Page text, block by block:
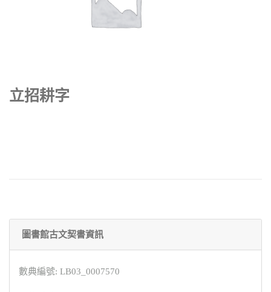
立招耕字
圖書館古文契書資訊
數典編號: LB03_0007570